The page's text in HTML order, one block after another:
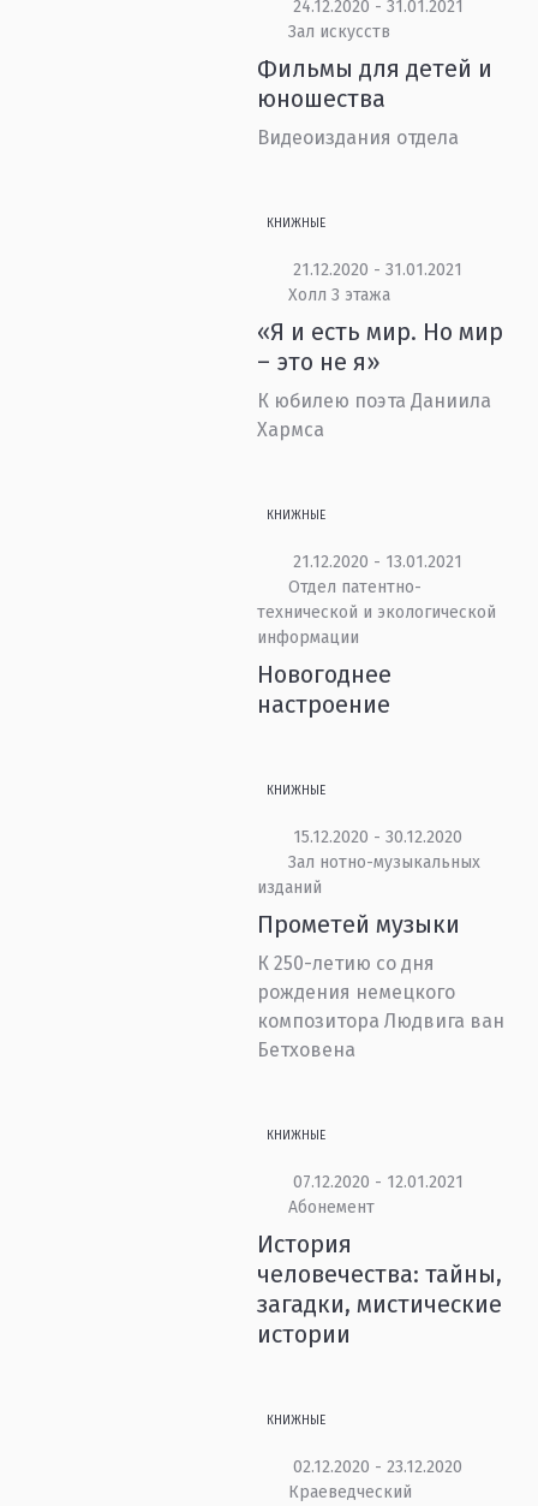
24.12.2020 - 31.01.2021
Зал искусств
Фильмы для детей и
юношества
Видеоиздания отдела
КНИЖНЫЕ
21.12.2020 - 31.01.2021
Холл 3 этажа
«Я и есть мир. Но мир
– это не я»
К юбилею поэта Даниила
Хармса
КНИЖНЫЕ
21.12.2020 - 13.01.2021
Отдел патентно-
технической и экологической
информации
Новогоднее
настроение
КНИЖНЫЕ
15.12.2020 - 30.12.2020
Зал нотно-музыкальных
изданий
Прометей музыки
К 250-летию со дня
рождения немецкого
композитора Людвига ван
Бетховена
КНИЖНЫЕ
07.12.2020 - 12.01.2021
Абонемент
История
человечества: тайны,
загадки, мистические
истории
КНИЖНЫЕ
02.12.2020 - 23.12.2020
Краеведческий